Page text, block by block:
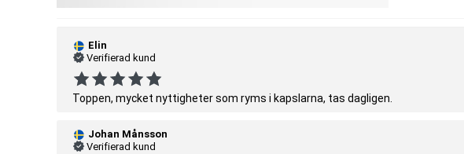
Elin
Verifierad kund
Toppen, mycket nyttigheter som ryms i kapslarna, tas dagligen.
Johan Månsson
Verifierad kund